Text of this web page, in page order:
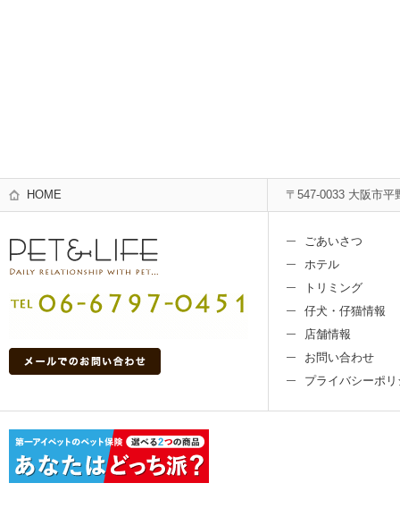
HOME 〒547-0033 大阪市平
ごあいさつ
ホテル
トリミング
仔犬・仔猫情報
店舗情報
お問い合わせ
プライバシーポリ